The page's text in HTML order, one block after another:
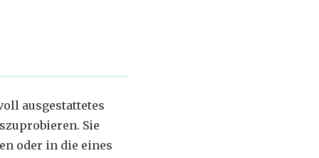
ausgestattetes
Sie
oder in die eines